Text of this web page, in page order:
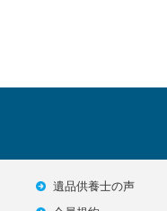
遺品供養士の声